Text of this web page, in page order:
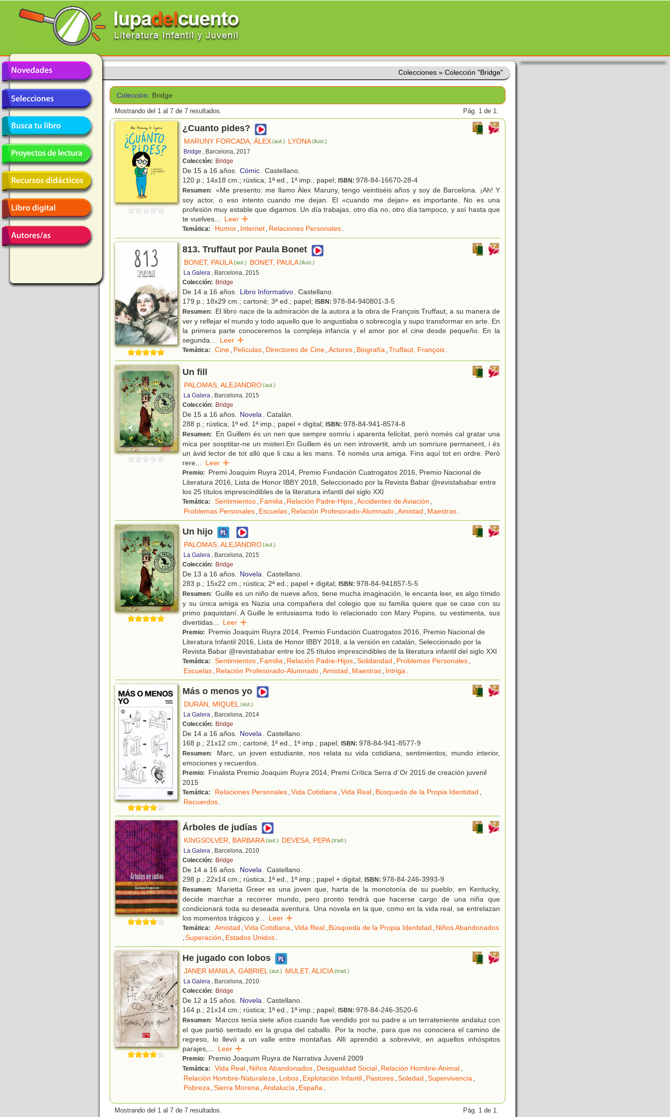
Colecciones » Colección "Bridge"
Colección: Bridge
Mostrando del 1 al 7 de 7 resultados. Pág. 1 de 1.
¿Cuanto pides?
MARUNY FORCADA, ÁLEX(aut.) LYONA(ilust.)
Bridge , Barcelona, 2017
Colección: Bridge
De 15 a 16 años. Cómic. Castellano.
120 p.; 14x18 cm.; rústica; 1ª ed., 1ª imp.; papel; ISBN: 978-84-16670-28-4
Resumen:
«Me presento: me llamo Àlex Maruny, tengo veintiséis años y soy de Barcelona. ¡Ah! Y
soy actor, o eso intento cuando me dejan. El «cuando me dejan» es importante. No es una
profesión muy estable que digamos. Un día trabajas, otro día no, otro día tampoco, y así hasta que
te vuelves... Leer
Temática: Humor, Internet, Relaciones Personales.
813. Truffaut por Paula Bonet
BONET, PAULA(aut.) BONET, PAULA(ilust.)
La Galera , Barcelona, 2015
Colección: Bridge
De 14 a 16 años. Libro Informativo. Castellano.
179 p.; 18x29 cm.; cartoné; 3ª ed.; papel; ISBN: 978-84-940801-3-5
Resumen:
El libro nace de la admiración de la autora a la obra de François Truffaut, a su manera de
ver y reflejar el mundo y todo aquello que lo angustiaba o sobrecogía y supo transformar en arte. En
la primera parte conoceremos la compleja infancia y el amor por el cine desde pequeño. En la
segunda... Leer
Temática: Cine, Películas, Directores de Cine,Actores, Biografía,Truffaut, François.
Un fill
PALOMAS, ALEJANDRO(aut.)
La Galera
, Barcelona, 2015
Colección: Bridge
De 15 a 16 años. Novela
. Catalán.
288 p.; rústica; 1ª ed. 1ª imp.; papel + digital; ISBN: 978-84-941-8574-8
Resumen:
En Guillem és un nen que sempre somriu i aparenta felicitat, però només cal gratar una
mica per sosptitar-ne un misteri.En Guillem és un nen introvertit, amb un somriure permanent, i és
un àvid lector de tot allò que li cau a les mans. Té només una amiga. Fins aquí tot en ordre. Però
rere
Leer
Premio:
Premi Joaquim Ruyra 2014, Premio Fundación Cuatrogatos 2016, Premio Nacional de
Literatura 2016, Lista de Honor IBBY 2018, Seleccionado por la Revista Babar @revistababar entre
los 25 títulos imprescindibles de la literatura infantil del siglo XXI
Temática: Sentimientos Familia Relación Padre-Hijos Accidentes de Aviación
Problemas Personales Escuelas Relación Profesorado-Alumnado Amistad Maestras
Un hijo
PALOMAS, ALEJANDRO(aut.)
La Galera
, Barcelona, 2015
Colección: Bridge
De 13 a 16 años. Novela
. Castellano.
283 p.; 15x22 cm.; rústica; 2ª ed.; papel + digital; ISBN: 978-84-941857-5-5
Resumen: Guille es un niño de nueve años, tiene mucha imaginación, le encanta leer, es algo tímido
y su única amiga es Nazia una compañera del colegio que su familia quiere que se case con su
primo paquistaní. A Guille le entusiasma todo lo relacionado con Mary Popins, su vestimenta, sus
divertidas
Leer
Premio:
Premio Joaquim Ruyra 2014, Premio Fundación Cuatrogatos 2016, Premio Nacional de
Literatura Infantil 2016, Lista de Honor IBBY 2018, a la versión en catalán, Seleccionado por la
Revista Babar @revistababar entre los 25 títulos imprescindibles de la literatura infantil del siglo XXI
Temática: Sentimientos Familia Relación Padre-Hijos Solidaridad Problemas Personales
Escuelas Relación Profesorado-Alumnado Amistad Maestras Intriga
Más o menos yo
DURÁN, MIQUEL (aut.)
La Galera
, Barcelona, 2014
Colección: Bridge
De 14 a 16 años. Novela
. Castellano.
168 p.; 21x12 cm.; cartoné; 1ª ed., 1ª imp.; papel; ISBN: 978-84-941-8577-9
Resumen:
Marc, un joven estudiante, nos relata su vida cotidiana, sentimientos, mundo interior,
emociones y recuerdos.
Premio:
Finalista Premio Joaquim Ruyra 2014, Premi Crítica Serra d´Or 2015 de creación juvenil
2015
Temática: Relaciones Personales Vida Cotidiana Vida Real Búsqueda de la Propia Identidad
Recuerdos
Árboles de judías
KINGSOLVER, BARBARA(aut.) DEVESA, PEPA(trad.)
La Galera , Barcelona, 2010
Colección: Bridge
De 14 a 16 años. Novela. Castellano.
298 p.; 22x14 cm.; rústica; 1ª ed., 1ª imp.; papel + digital; ISBN: 978-84-246-3993-9
Resumen:
Marietta Greer es una joven que, harta de la monotonía de su pueblo, en Kentucky,
decide marchar a recorrer mundo, pero pronto tendrá que hacerse cargo de una niña que
condicionará toda su deseada aventura. Una novela en la que, como en la vida real, se entrelazan
los momentos trágicos y... Leer
Temática: Amistad ,Vida Cotidiana,Vida Real, Búsqueda de la Propia Identidad , Niños Abandonados
,Superación , Estados Unidos.
He jugado con lobos
JANER MANILA, GABRIEL(aut.) MULET, ALICIA(trad.)
La Galera , Barcelona, 2010
Colección: Bridge
De 12 a 15 años. Novela. Castellano.
164 p.; 21x14 cm.; rústica; 1ª ed., 1ª imp.; papel; ISBN: 978-84-246-3520-6
Resumen:
Marcos tenía siete años cuando fue vendido por su padre a un terrateniente andaluz con
el que partió sentado en la grupa del caballo. Por la noche, para que no conociera el camino de
regreso, lo llevó a un valle entre montañas. Allí aprendió a sobrevivir, en aquellos inhóspitos
parajes,... Leer
Premio: Premio Joaquim Ruyra de Narrativa Juvenil 2009
Temática: Vida Real, Niños Abandonados, Desigualdad Social, Relación Hombre-Animal,
Relación Hombre-Naturaleza, Lobos, Explotación Infantil, Pastores,Soledad ,Supervivencia,
Pobreza,Sierra Morena,Andalucía, España.
Mostrando del 1 al 7 de 7 resultados. Pág. 1 de 1.